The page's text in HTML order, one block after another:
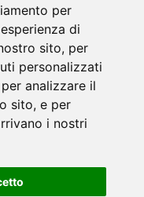
per
di
sito, per
personalizzati
analizzare il
sito, e per
i nostri
da Pikeville,
City, UT in
in aereo
KY Akron,